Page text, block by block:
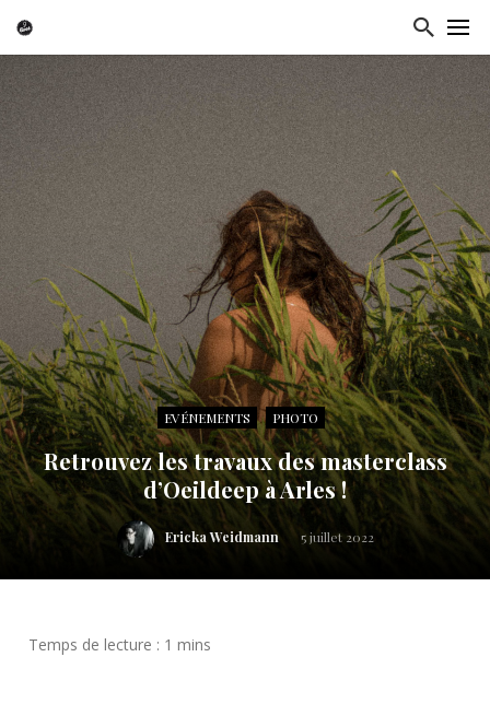
EVÉNEMENTS PHOTO
Retrouvez les travaux des masterclass
d’Oeildeep à Arles !
Ericka Weidmann 5 juillet 2022